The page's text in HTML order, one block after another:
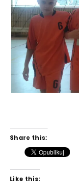
Share this:
Like this: